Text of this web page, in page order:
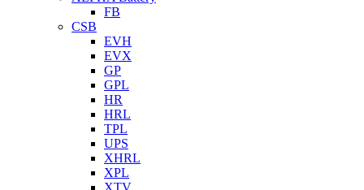
FB
CSB
EVH
EVX
GP
GPL
HR
HRL
TPL
UPS
XHRL
XPL
XTV